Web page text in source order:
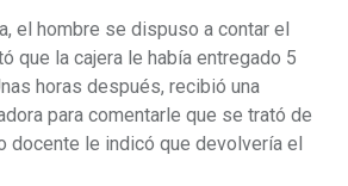
el hombre se dispuso a contar el
que la cajera le había entregado 5
horas después, recibió una
para comentarle que se trató de
docente le indicó que devolvería el